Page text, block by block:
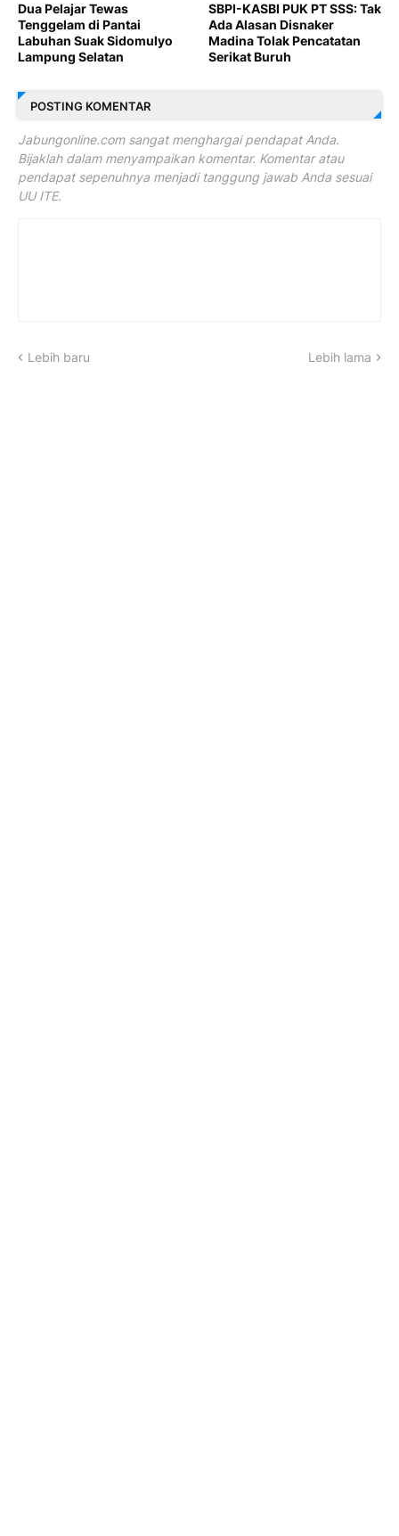
Dua Pelajar Tewas
Tenggelam di Pantai
Labuhan Suak Sidomulyo
Lampung Selatan
SBPI-KASBI PUK PT SSS: Tak
Ada Alasan Disnaker
Madina Tolak Pencatatan
Serikat Buruh
POSTING KOMENTAR
Jabungonline.com sangat menghargai pendapat Anda.
Bijaklah dalam menyampaikan komentar. Komentar atau
pendapat sepenuhnya menjadi tanggung jawab Anda sesuai
UU ITE.
Lebih baru Lebih lama